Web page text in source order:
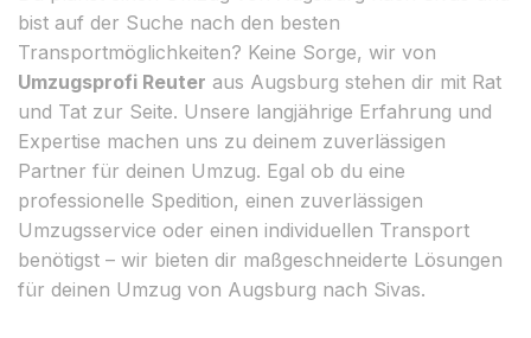
bist auf der Suche nach den besten
Transportmöglichkeiten? Keine Sorge, wir von
Umzugsprofi Reuter aus Augsburg stehen dir mit Rat
und Tat zur Seite. Unsere langjährige Erfahrung und
Expertise machen uns zu deinem zuverlässigen
Partner für deinen Umzug. Egal ob du eine
professionelle Spedition, einen zuverlässigen
Umzugsservice oder einen individuellen Transport
benötigst – wir bieten dir maßgeschneiderte Lösungen
für deinen Umzug von Augsburg nach Sivas.